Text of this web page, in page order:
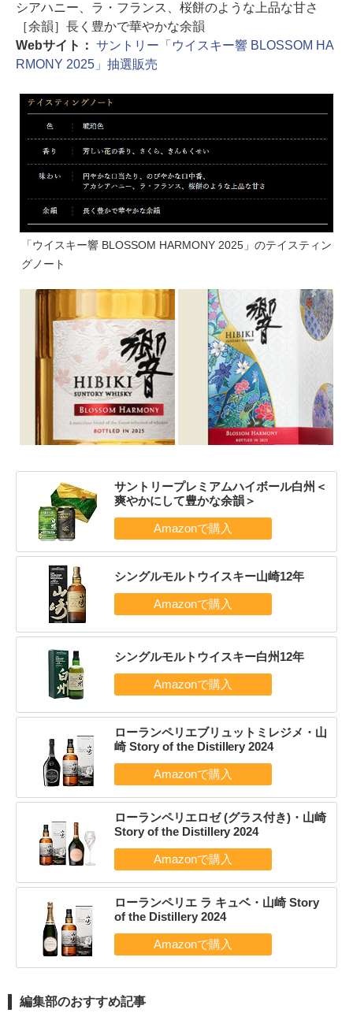
シアハニー、ラ・フランス、桜餅のような上品な甘さ
［余韻］長く豊かで華やかな余韻
Webサイト： サントリー「ウイスキー響 BLOSSOM HA
RMONY 2025」抽選販売
「ウイスキー響 BLOSSOM HARMONY 2025」のテイスティン
グノート
サントリープレミアムハイボール白州＜
爽やかにして豊かな余韻＞
シングルモルトウイスキー山崎12年
シングルモルトウイスキー白州12年
ローランペリエブリュットミレジメ・山
崎 Story of the Distillery 2024
ローランペリエロゼ (グラス付き)・山崎
Story of the Distillery 2024
ローランペリエ ラ キュベ・山崎 Story
of the Distillery 2024
編集部のおすすめ記事